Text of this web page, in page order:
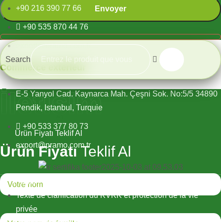
+90 216 390 77 66
+90 535 870 44 76
export@pramo.com.tr
Commerce extérieur
E-5 Yanyol Cad. Kaynarca Mah. Çeşni Sok. No:5/5 34890
Pendik, Istanbul, Turquie
+90 533 377 80 73
export@pramo.com.tr
Pramo Prefabricated Building Technologies (en anglais)
Texte de clarification du KVKK et protection de la vie
privée
Search
İletişim
Ürün Fiyatı Teklif Al
Ürün FiyatıTeklif Al